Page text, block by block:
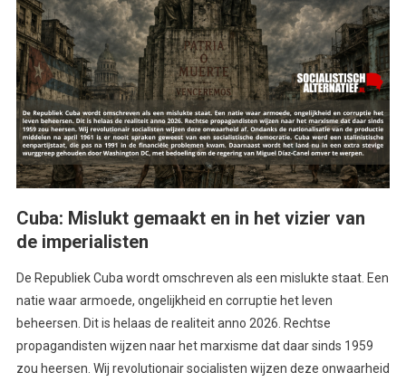
Cuba: Mislukt gemaakt en in het vizier van
de imperialisten
De Republiek Cuba wordt omschreven als een mislukte staat. Een
natie waar armoede, ongelijkheid en corruptie het leven
beheersen. Dit is helaas de realiteit anno 2026. Rechtse
propagandisten wijzen naar het marxisme dat daar sinds 1959
zou heersen. Wij revolutionair socialisten wijzen deze onwaarheid